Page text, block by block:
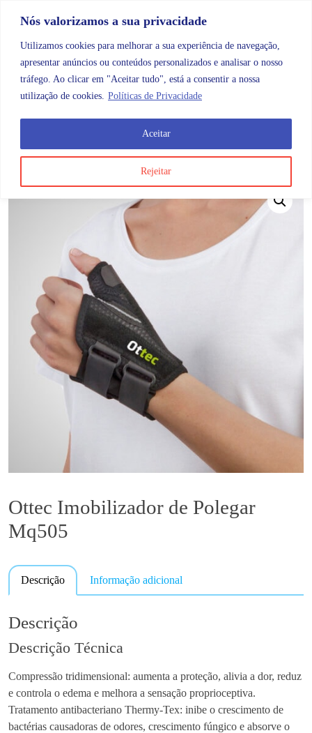
Nós valorizamos a sua privacidade
Utilizamos cookies para melhorar a sua experiência de navegação,
apresentar anúncios ou conteúdos personalizados e analisar o nosso
tráfego. Ao clicar em "Aceitar tudo", está a consentir a nossa
utilização de cookies. Políticas de Privacidade
Rejeitar
Aceitar
Categorias
Ottec Imobilizador de Polegar
Mq505
Descrição Informação adicional
Descrição
Descrição Técnica
Compressão tridimensional: aumenta a proteção, alivia a dor, reduz
e controla o edema e melhora a sensação proprioceptiva.
Tratamento antibacteriano Thermy-Tex: inibe o crescimento de
bactérias causadoras de odores, crescimento fúngico e absorve o